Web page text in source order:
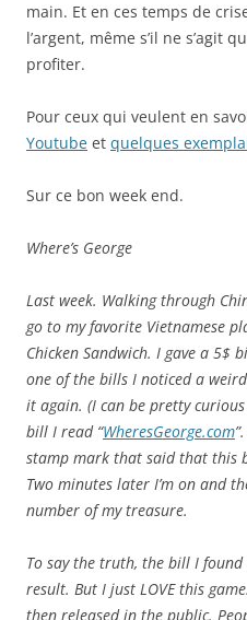
main. Et en ces temps de
l’argent, même s’il ne s’agit
profiter.
Pour ceux qui veulent en
Youtube et quelques
Sur ce bon week end.
Where’s George
Last week. Walking through
go to my favorite Vietnamese
Chicken Sandwich. I gave a 5$
one of the bills I noticed a
it again. (I can be pretty
bill I read “WheresGeorge.com
stamp mark that said that this
Two minutes later I’m on and
number of my treasure.
To say the truth, the bill I found
result. But I just LOVE this
then released in the public.